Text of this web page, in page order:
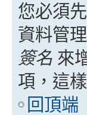
您必須
資料管
簽名 來
項，這
回頂端